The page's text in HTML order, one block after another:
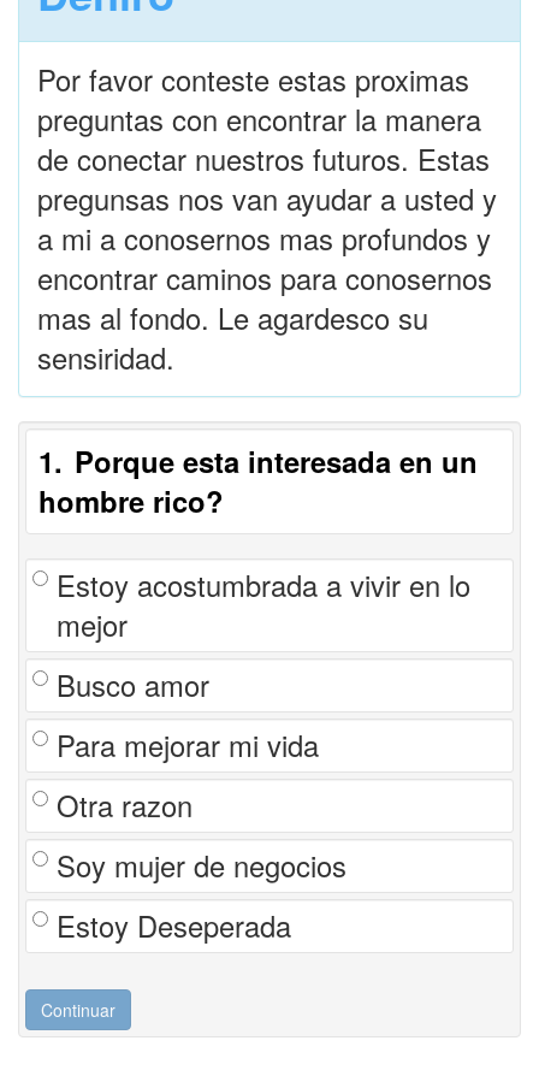
Por favor conteste estas proximas
preguntas con encontrar la manera
de conectar nuestros futuros. Estas
pregunsas nos van ayudar a usted y
a mi a conosernos mas profundos y
encontrar caminos para conosernos
mas al fondo. Le agardesco su
sensiridad.
1
Porque esta interesada en un
hombre rico?
Estoy acostumbrada a vivir en lo
mejor
Busco amor
Para mejorar mi vida
Otra razon
Soy mujer de negocios
Estoy Deseperada